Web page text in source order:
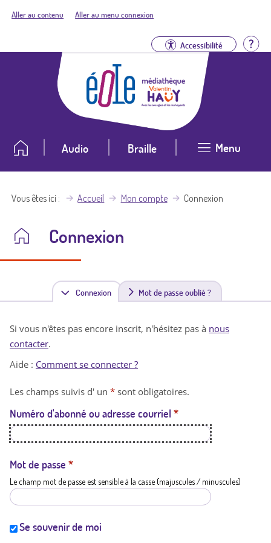
Aller au contenu Aller au menu connexion
Accessibilité
Audio Braille Menu
Vous êtes ici Accueil Mon compte Connexion
Connexion
Connexion(
n
t
a
t
i
Mot de passe oublié ?
Si vous n'êtes pas encore inscrit, n'hésitez pas à nous
contacter.
Aide : Comment se connecter ?
Les champs suivis d' un * sont obligatoires.
Numéro d'abonné ou adresse courriel *
Mot de passe *
Le champ mot de passe est sensible à la casse (majuscules / minuscules)
Se souvenir de moi